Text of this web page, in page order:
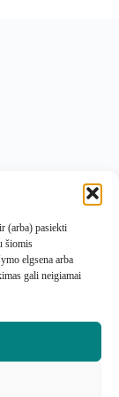
(arba) pasiekti
šiomis
elgsena arba
gali neigiamai